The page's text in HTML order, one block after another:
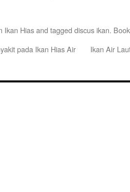
Ikan Hiasand tagged discus ikan.
pada Ikan Hias Air
Ikan Air